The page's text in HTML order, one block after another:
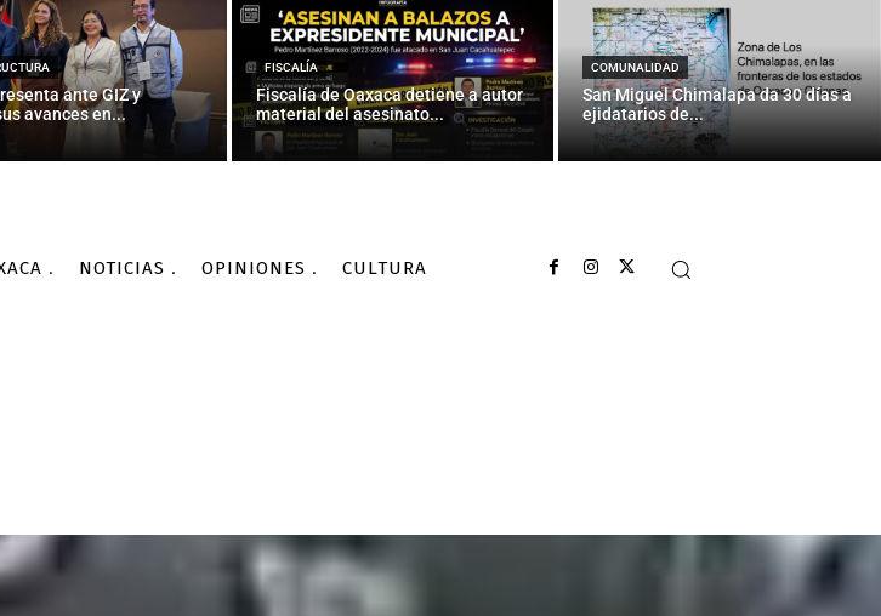
ante GIZ y
avances en...
FISCALÍA
Fiscalía de Oaxaca detiene a autor
material del asesinato...
COMUNALIDAD
San Miguel Chimalapa da 30 días a
ejidatarios de...
NOTICIAS OPINIONES CULTURA